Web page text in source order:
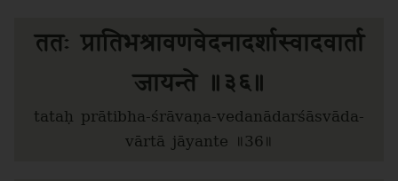
ततः प्रातिभश्रावणवेदनादर्शास्वादवार्ता
जायन्ते ॥३६॥
tataḥ prātibha-śrāvaṇa-vedanādarśāsvāda-
vārtā jāyante ॥36॥